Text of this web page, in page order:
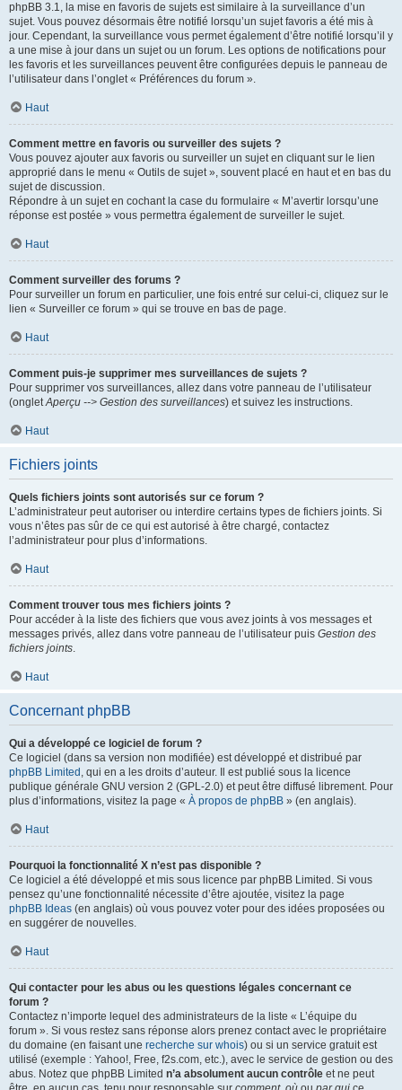
phpBB 3.1, la mise en favoris de sujets est similaire à la surveillance d’un
sujet. Vous pouvez désormais être notifié lorsqu’un sujet favoris a été mis à
jour. Cependant, la surveillance vous permet également d’être notifié lorsqu’il y
a une mise à jour dans un sujet ou un forum. Les options de notifications pour
les favoris et les surveillances peuvent être configurées depuis le panneau de
l’utilisateur dans l’onglet « Préférences du forum ».
Haut
Comment mettre en favoris ou surveiller des sujets ?
Vous pouvez ajouter aux favoris ou surveiller un sujet en cliquant sur le lien
approprié dans le menu « Outils de sujet », souvent placé en haut et en bas du
sujet de discussion.
Répondre à un sujet en cochant la case du formulaire « M’avertir lorsqu’une
réponse est postée » vous permettra également de surveiller le sujet.
Haut
Comment surveiller des forums ?
Pour surveiller un forum en particulier, une fois entré sur celui-ci, cliquez sur le
lien « Surveiller ce forum » qui se trouve en bas de page.
Haut
Comment puis-je supprimer mes surveillances de sujets ?
Pour supprimer vos surveillances, allez dans votre panneau de l’utilisateur
(ongletAperçu --> Gestion des surveillances) et suivez les instructions.
Haut
Fichiers joints
Quels fichiers joints sont autorisés sur ce forum ?
L’administrateur peut autoriser ou interdire certains types de fichiers joints. Si
vous n’êtes pas sûr de ce qui est autorisé à être chargé, contactez
l’administrateur pour plus d’informations.
Haut
Comment trouver tous mes fichiers joints ?
Pour accéder à la liste des fichiers que vous avez joints à vos messages et
messages privés, allez dans votre panneau de l’utilisateur puis Gestion des
fichiers joints.
Haut
Concernant phpBB
Qui a développé ce logiciel de forum ?
Ce logiciel (dans sa version non modifiée) est développé et distribué par
phpBB Limited , qui en a les droits d’auteur. Il est publié sous la licence
publique générale GNU version 2 (GPL-2.0) et peut être diffusé librement. Pour
plus d’informations, visitez la page « À propos de phpBB » (en anglais).
Haut
Pourquoi la fonctionnalité X n’est pas disponible ?
Ce logiciel a été développé et mis sous licence par phpBB Limited. Si vous
pensez qu’une fonctionnalité nécessite d’être ajoutée, visitez la page
phpBB Ideas (en anglais) où vous pouvez voter pour des idées proposées ou
en suggérer de nouvelles.
Haut
Qui contacter pour les abus ou les questions légales concernant ce
forum ?
Contactez n’importe lequel des administrateurs de la liste « L’équipe du
forum ». Si vous restez sans réponse alors prenez contact avec le propriétaire
du domaine (en faisant une recherche sur whois) ou si un service gratuit est
utilisé (exemple : Yahoo!, Free, f2s.com, etc.), avec le service de gestion ou des
abus. Notez que phpBB Limited n’a absolument aucun contrôle et ne peut